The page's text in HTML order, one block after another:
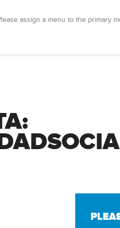
assign a menu to the primary